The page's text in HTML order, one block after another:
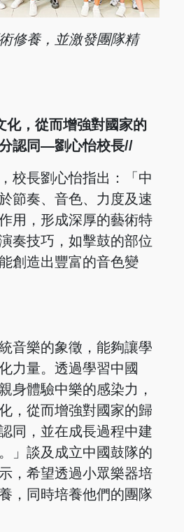
修養，並激發團隊精
化，從而增強對國家的
認同—劉心怡校長//
校長劉心怡指出：「中
節奏、音色、力度及速
用，形成深厚的藝術特
奏技巧，如擊鼓的部位
創造出豐富的音色變
音樂的象徵，能夠讓學
力量。透過學習中國
身體驗中樂的感染力，
，從而增強對國家的歸
同，並在成長過程中建
」談及成立中國鼓隊的
，希望透過小眾樂器培
，同時培養他們的團隊